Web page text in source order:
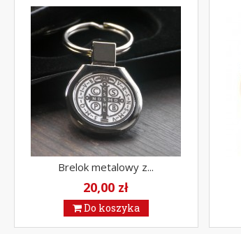
Brelok metalowy z...
20,00 zł
Do koszyka